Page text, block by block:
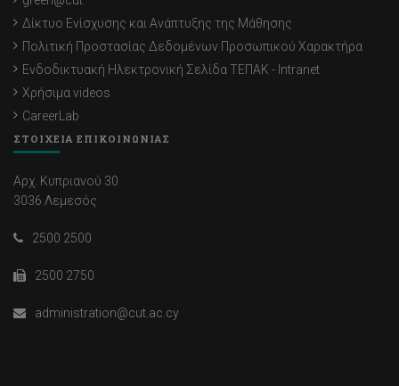
Δίκτυο Ενίσχυσης και Ανάπτυξης της Μάθησης
Πολιτική Προστασίας Δεδομένων Προσωπικού Χαρακτήρα
Ενδοδικτυακή Ηλεκτρονική Σελίδα ΤΕΠΑΚ - Intranet
Χρήσιμα videos
CareerLab
ΣΤΟΙΧΕΙΑ ΕΠΙΚΟΙΝΩΝΙΑΣ
Αρχ. Κυπριανού 30
3036 Λεμεσός
2500 2500
2500 2750
administration@cut.ac.cy